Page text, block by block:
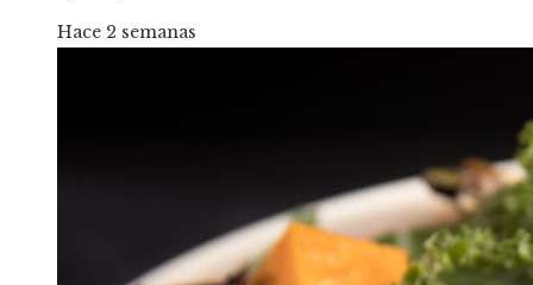
Hace 2 semanas